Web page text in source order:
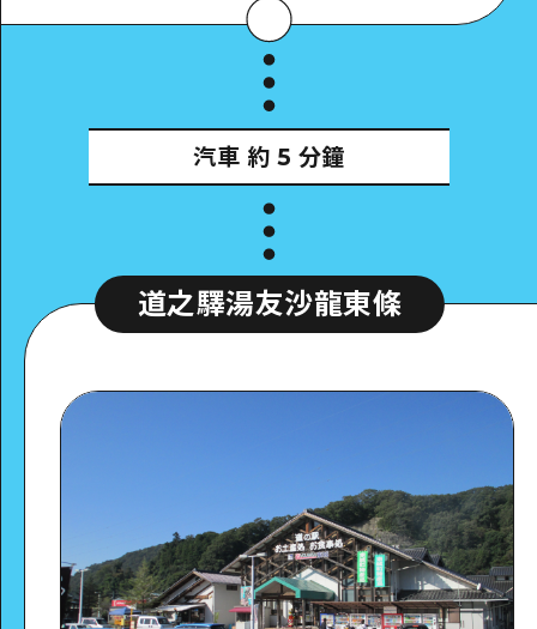
汽車 約 5 分鐘
道之驛湯友沙龍東條